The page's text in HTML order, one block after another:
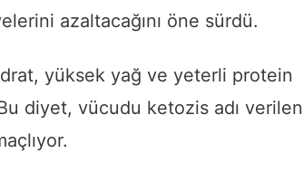
azaltacağını öne sürdü.
yüksek yağ ve yeterli protein
diyet, vücudu ketozis adı verilen